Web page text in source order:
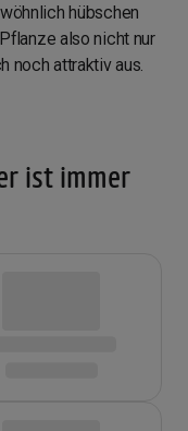
hübschen
also nicht nur
noch attraktiv aus.
ist immer